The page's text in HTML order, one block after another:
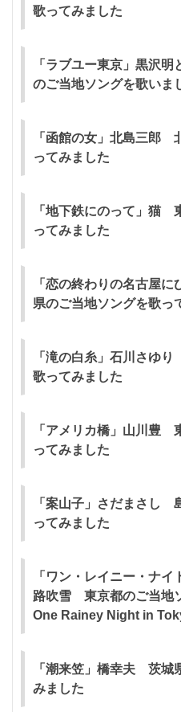
歌ってみました
「ラブユー東京」黒沢
のご当地ソングを歌いま
「函館の女」北島三郎
ってみました
「地下鉄にのって」猫
ってみました
「恋の終わりの名古屋
県のご当地ソングを歌っ
「滝の白糸」石川さゆ
歌ってみました
「アメリカ橋」山川豊
ってみました
「案山子」さだまさし
ってみました
「ワン・レイニー・ナ
路吹雪 東京都のご当地
One Rainey Night in
「潮来笠」橋幸夫 茨城
みました